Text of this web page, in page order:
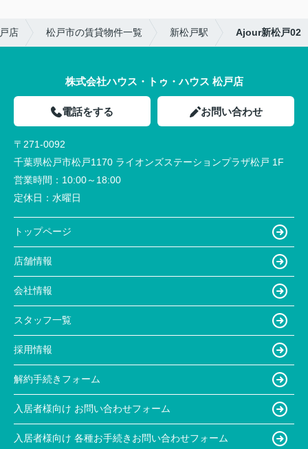
店 松戸市の賃貸物件一覧 新松戸駅 Ajour新松戸02
株式会社ハウス・トゥ・ハウス 松戸店
電話をする お問い合わせ
〒271-0092
千葉県松戸市松戸1170 ライオンズステーションプラザ松戸 1F
営業時間： 10:00～18:00
定休日： 水曜日
トップページ
店舗情報
会社情報
スタッフ一覧
採用情報
解約手続きフォーム
入居者様向け お問い合わせフォーム
入居者様向け 各種お手続きお問い合わせフォーム